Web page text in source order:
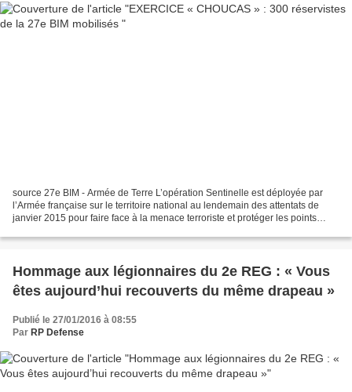
source 27e BIM - Armée de Terre L’opération Sentinelle est déployée par
l’Armée française sur le territoire national au lendemain des attentats de
janvier 2015 pour faire face à la menace terroriste et protéger les points
Hommage aux légionnaires du 2e REG : « Vous
êtes aujourd’hui recouverts du même drapeau »
Publié le 27/01/2016 à 08:55
Par RP Defense